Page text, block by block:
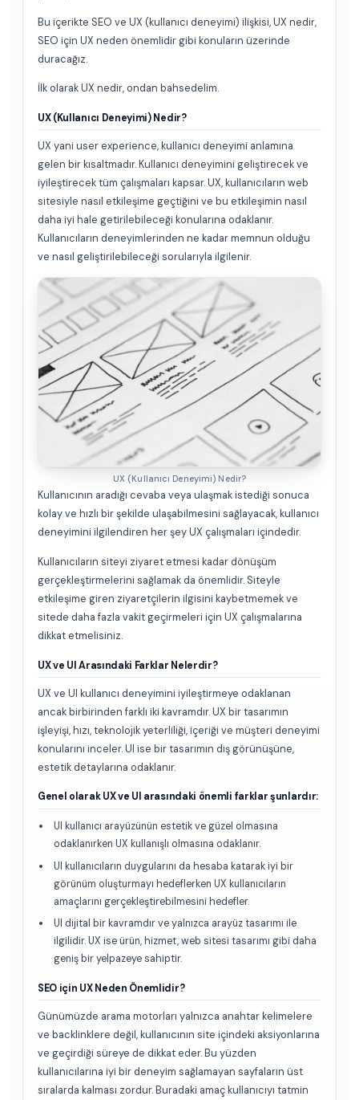
Bu içerikte SEO ve UX (kullanıcı deneyimi) ilişkisi, UX nedir,
SEO için UX neden önemlidir gibi konuların üzerinde
duracağız.
İlk olarak UX nedir, ondan bahsedelim.
UX (Kullanıcı Deneyimi) Nedir?
UX yani user experience, kullanıcı deneyimi anlamına
gelen bir kısaltmadır. Kullanıcı deneyimini geliştirecek ve
iyileştirecek tüm çalışmaları kapsar. UX, kullanıcıların web
sitesiyle nasıl etkileşime geçtiğini ve bu etkileşimin nasıl
daha iyi hale getirilebileceği konularına odaklanır.
Kullanıcıların deneyimlerinden ne kadar memnun olduğu
ve nasıl geliştirilebileceği sorularıyla ilgilenir.
UX (Kullanıcı Deneyimi) Nedir?
Kullanıcının aradığı cevaba veya ulaşmak istediği sonuca
kolay ve hızlı bir şekilde ulaşabilmesini sağlayacak, kullanıcı
deneyimini ilgilendiren her şey UX çalışmaları içindedir.
Kullanıcıların siteyi ziyaret etmesi kadar dönüşüm
gerçekleştirmelerini sağlamak da önemlidir. Siteyle
etkileşime giren ziyaretçilerin ilgisini kaybetmemek ve
sitede daha fazla vakit geçirmeleri için UX çalışmalarına
dikkat etmelisiniz.
UX ve UI Arasındaki Farklar Nelerdir?
UX ve UI kullanıcı deneyimini iyileştirmeye odaklanan
ancak birbirinden farklı iki kavramdır. UX bir tasarımın
işleyişi, hızı, teknolojik yeterliliği, içeriği ve müşteri deneyimi
konularını inceler. UI ise bir tasarımın dış görünüşüne,
estetik detaylarına odaklanır.
Genel olarak UX ve UI arasındaki önemli farklar şunlardır:
UI kullanıcı arayüzünün estetik ve güzel olmasına
odaklanırken UX kullanışlı olmasına odaklanır.
UI kullanıcıların duygularını da hesaba katarak iyi bir
görünüm oluşturmayı hedeflerken UX kullanıcıların
amaçlarını gerçekleştirebilmesini hedefler.
UI dijital bir kavramdır ve yalnızca arayüz tasarımı ile
ilgilidir. UX ise ürün, hizmet, web sitesi tasarımı gibi daha
geniş bir yelpazeye sahiptir.
SEO için UX Neden Önemlidir?
Günümüzde arama motorları yalnızca anahtar kelimelere
ve backlinklere değil, kullanıcının site içindeki aksiyonlarına
ve geçirdiği süreye de dikkat eder. Bu yüzden
kullanıcılarına iyi bir deneyim sağlamayan sayfaların üst
sıralarda kalması zordur. Buradaki amaç kullanıcıyı tatmin